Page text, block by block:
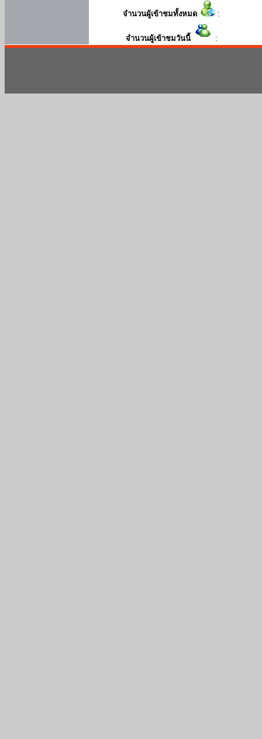
จำนวนผู้เข้าชมทั้งหมด :
จำนวนผู้เข้าชมวันนี้ :